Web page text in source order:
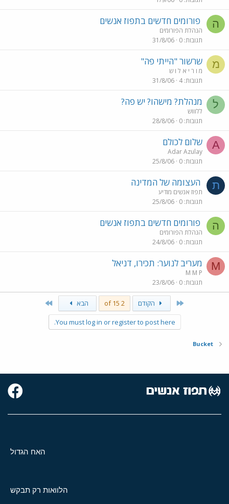
ה פורומים חדשים בתפוז אנשים
הנהלת הפורומים
תגובות 0
31/8/06
מ שרשור "הייתי פה"
מ ו ר י א ל ו ש
תגובות 4
31/8/06
ל מנהלת? מישהו? יש פה?
ללוווש
תגובות 0
28/8/06
A שלום לכולם
Adar Azulay
תגובות 0
25/8/06
ת העצומה של המדינה
תפוז אנשים מודיע
תגובות 0
25/8/06
ה פורומים חדשים בתפוז אנשים
הנהלת הפורומים
תגובות 0
24/8/06
M מעריב לנוער: תכירו, דניאל
M M P
תגובות 0
23/8/06
הקודם 2 of 15 הבא
You must log in or register to post here.
Bucket
האח הגדול
הלוואות רק תבקש